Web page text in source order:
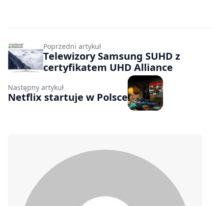
Poprzedni artykuł
Telewizory Samsung SUHD z
certyfikatem UHD Alliance
Następny artykuł
Netflix startuje w Polsce